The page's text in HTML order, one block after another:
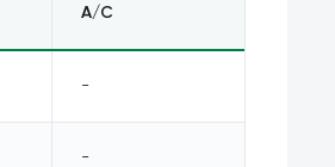
А/С
-
-